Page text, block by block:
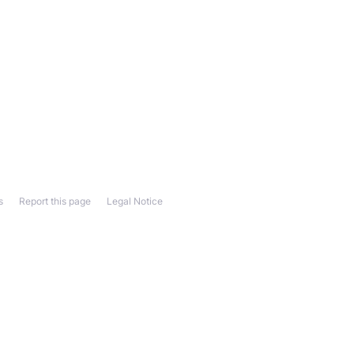
Legal Notice
Report this page